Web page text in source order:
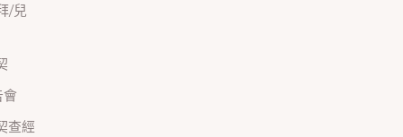
/兒
會
查經